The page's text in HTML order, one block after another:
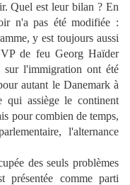
Quel est leur bilan ? En
n'a pas été modifiée :
y est toujours aussi
de feu Georg Haïder
sur l'immigration ont été
autant le Danemark à
qui assiège le continent
pour combien de temps,
l'alternance
des seuls problèmes
présentée comme parti